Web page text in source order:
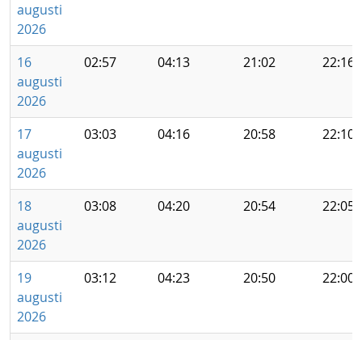
augusti
2026
16
augusti
2026
02:57 04:13 21:02 22:16
17
augusti
2026
03:03 04:16 20:58 22:10
18
augusti
2026
03:08 04:20 20:54 22:05
19
augusti
2026
03:12 04:23 20:50 22:00